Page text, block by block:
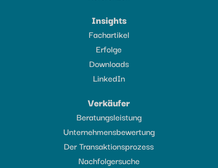
Insights
Fachartikel
Erfolge
Downloads
LinkedIn
Verkäufer
Beratungsleistung
Unternehmensbewertung
Der Transaktionsprozess
Nachfolgersuche